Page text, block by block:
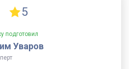
5
подготовил
Уваров